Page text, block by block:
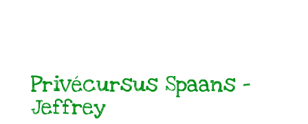
Privécursus Spaans –
Jeffrey